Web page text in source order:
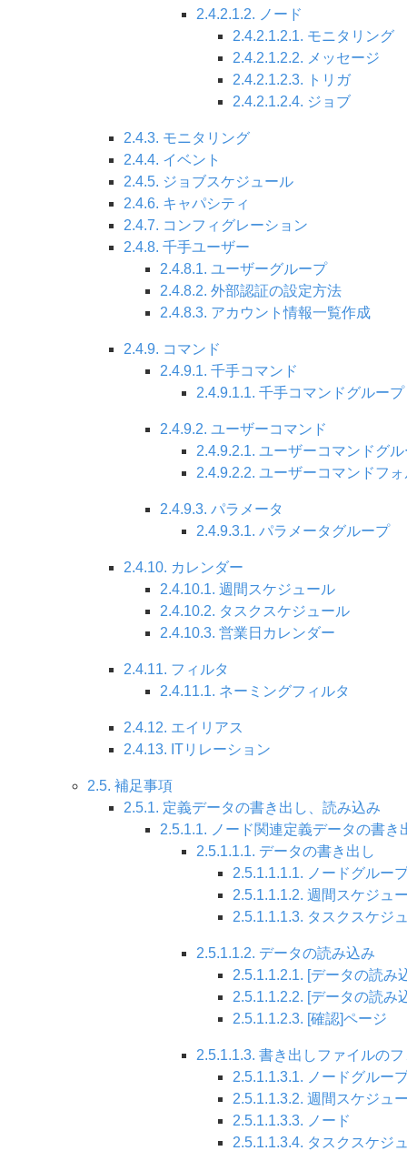
2.4.2.1.2. ノード
2.4.2.1.2.1. モニタリング
2.4.2.1.2.2. メッセージ
2.4.2.1.2.3. トリガ
2.4.2.1.2.4. ジョブ
2.4.3. モニタリング
2.4.4. イベント
2.4.5. ジョブスケジュール
2.4.6. キャパシティ
2.4.7. コンフィグレーション
2.4.8. 千手ユーザー
2.4.8.1. ユーザーグループ
2.4.8.2. 外部認証の設定方法
2.4.8.3. アカウント情報一覧作成
2.4.9. コマンド
2.4.9.1. 千手コマンド
2.4.9.1.1. 千手コマンドグループ
2.4.9.2. ユーザーコマンド
2.4.9.2.1. ユーザーコマンドグ
2.4.9.2.2. ユーザーコマンドフ
2.4.9.3. パラメータ
2.4.9.3.1. パラメータグループ
2.4.10. カレンダー
2.4.10.1. 週間スケジュール
2.4.10.2. タスクスケジュール
2.4.10.3. 営業日カレンダー
2.4.11. フィルタ
2.4.11.1. ネーミングフィルタ
2.4.12. エイリアス
2.4.13. ITリレーション
2.5. 補足事項
2.5.1. 定義データの書き出し、読み込み
2.5.1.1. ノード関連定義データの書き
2.5.1.1.1. データの書き出し
2.5.1.1.1.1. ノードグルー
2.5.1.1.1.2. 週間スケジュ
2.5.1.1.1.3. タスクスケジ
2.5.1.1.2. データの読み込み
2.5.1.1.2.1. [データの読み
2.5.1.1.2.2. [データの読み
2.5.1.1.2.3. [確認]ページ
2.5.1.1.3. 書き出しファイルの
2.5.1.1.3.1. ノードグルー
2.5.1.1.3.2. 週間スケジュ
2.5.1.1.3.3. ノード
2.5.1.1.3.4. タスクスケジ